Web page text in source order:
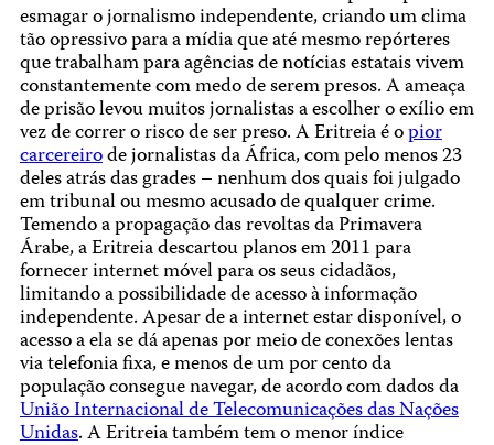
esmagar o jornalismo independente, criando um clima
tão opressivo para a mídia que até mesmo repórteres
que trabalham para agências de notícias estatais vivem
constantemente com medo de serem presos. A ameaça
de prisão levou muitos jornalistas a escolher o exílio em
vez de correr o risco de ser preso. A Eritreia é opior
carcereirode jornalistas da África, com pelo menos 23
deles atrás das grades – nenhum dos quais foi julgado
em tribunal ou mesmo acusado de qualquer crime.
Temendo a propagação das revoltas da Primavera
Árabe, a Eritreia descartou planos em 2011 para
fornecer internet móvel para os seus cidadãos,
limitando a possibilidade de acesso à informação
independente. Apesar de a internet estar disponível, o
acesso a ela se dá apenas por meio de conexões lentas
via telefonia fixa, e menos de um por cento da
população consegue navegar, de acordo com dados da
União Internacional de Telecomunicações das Nações
Unidas. A Eritreia também tem o menor índice